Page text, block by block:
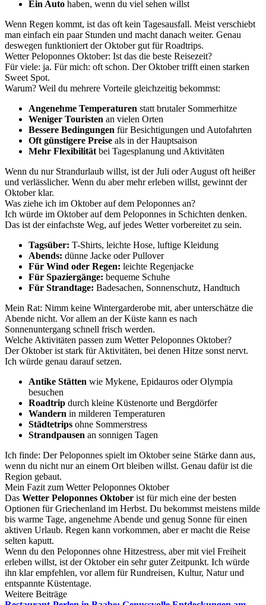
Ein Auto haben, wenn du viel sehen willst
Wenn Regen kommt, ist das oft kein Tagesausfall. Meist verschiebt
man einfach ein paar Stunden und macht danach weiter. Genau
deswegen funktioniert der Oktober gut für Roadtrips.
Wetter Peloponnes Oktober: Ist das die beste Reisezeit?
Für viele: ja. Für mich: oft schon. Der Oktober trifft einen starken
Sweet Spot.
Warum? Weil du mehrere Vorteile gleichzeitig bekommst:
Angenehme Temperaturen statt brutaler Sommerhitze
Weniger Touristen an vielen Orten
Bessere Bedingungen für Besichtigungen und Autofahrten
Oft günstigere Preise als in der Hauptsaison
Mehr Flexibilität bei Tagesplanung und Aktivitäten
Wenn du nur Strandurlaub willst, ist der Juli oder August oft heißer
und verlässlicher. Wenn du aber mehr erleben willst, gewinnt der
Oktober klar.
Was ziehe ich im Oktober auf dem Peloponnes an?
Ich würde im Oktober auf dem Peloponnes in Schichten denken.
Das ist der einfachste Weg, auf jedes Wetter vorbereitet zu sein.
Tagsüber: T-Shirts, leichte Hose, luftige Kleidung
Abends: dünne Jacke oder Pullover
Für Wind oder Regen: leichte Regenjacke
Für Spaziergänge: bequeme Schuhe
Für Strandtage: Badesachen, Sonnenschutz, Handtuch
Mein Rat: Nimm keine Wintergarderobe mit, aber unterschätze die
Abende nicht. Vor allem an der Küste kann es nach
Sonnenuntergang schnell frisch werden.
Welche Aktivitäten passen zum Wetter Peloponnes Oktober?
Der Oktober ist stark für Aktivitäten, bei denen Hitze sonst nervt.
Ich würde genau darauf setzen.
Antike Stätten wie Mykene, Epidauros oder Olympia
besuchen
Roadtrip durch kleine Küstenorte und Bergdörfer
Wandern in milderen Temperaturen
Städtetrips ohne Sommerstress
Strandpausen an sonnigen Tagen
Ich finde: Der Peloponnes spielt im Oktober seine Stärke dann aus,
wenn du nicht nur an einem Ort bleiben willst. Genau dafür ist die
Region gebaut.
Mein Fazit zum Wetter Peloponnes Oktober
Das Wetter Peloponnes Oktober ist für mich eine der besten
Optionen für Griechenland im Herbst. Du bekommst meistens milde
bis warme Tage, angenehme Abende und genug Sonne für einen
aktiven Urlaub. Regen kann vorkommen, aber er macht die Reise
selten kaputt.
Wenn du den Peloponnes ohne Hitzestress, aber mit viel Freiheit
erleben willst, ist der Oktober ein sehr guter Zeitpunkt. Ich würde
ihn klar empfehlen, vor allem für Rundreisen, Kultur, Natur und
entspannte Küstentage.
Weitere Beiträge